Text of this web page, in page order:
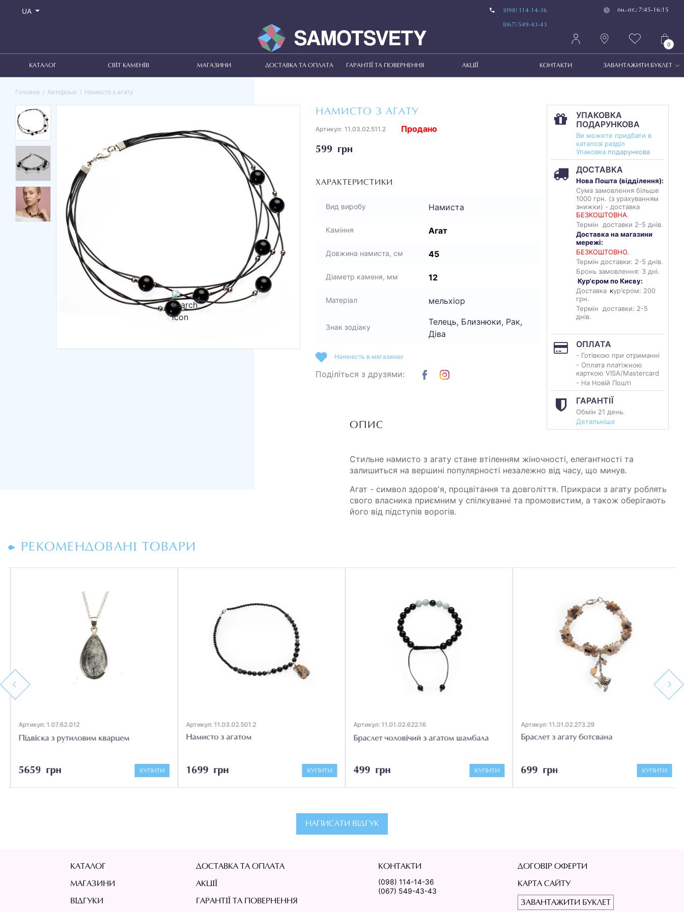
UA (098) 114-14-36
(067) 549-43-43
пн.-пт.: 7:45-16:15
0
КАТАЛОГ СВІТ КАМЕНІВ МАГАЗИНИ ДОСТАВКА ТА ОПЛАТА ГАРАНТІЇ ТА ПОВЕРНЕННЯ АКЦІЇ КОНТАКТИ ЗАВАНТАЖИТИ БУКЛЕТ
Головна Авторські Намисто з агату
НАМИСТО З АГАТУ
Артикул: 11.03.02.511.2
599 грн
Продано
ХАРАКТЕРИСТИКИ
Вид виробу Намиста
Каміння Агат
Довжина намиста, см 45
Діаметр каменя, мм 12
Матеріал мельхіор
Знак зодіаку
Телець, Близнюки, Рак,
Діва
УПАКОВКА
ПОДАРУНКОВА
Ви можете придбати в
каталозі разділ
Упаковка подарункова
ДОСТАВКА
Нова Пошта (відділення):
Сума замовлення більше
1000 грн. (з урахуванням
знижки) - доставка
БЕЗКОШТОВНА.
Термін доставки 2-5 днів.
Доставка на магазини
мережі:
БЕЗКОШТОВНО.
Термін доставки: 2-5 днів.
Бронь замовлення: 3 дні.
Кур'єром по Києву:
Доставка кур'єром: 200
грн.
Термін доставки: 2-5
днів.
ОПЛАТА
- Готівкою при отриманні
- Оплата платіжною
карткою VISA/Mastercard
- На Новій Пошті
ГАРАНТІЇ
Обмін 21 день.
Детальніше
Наявність в магазинах
Поділіться з друзями:
ОПИС
Стильне намисто з агату стане втіленням жіночності, елегантності та
залишиться на вершині популярності незалежно від часу, що минув.
Агат - символ здоров'я, процвітання та довголіття. Прикраси з агату роблять
свого власника приємним у спілкуванні та промовистим, а також оберігають
його від підступів ворогів.
РЕКОМЕНДОВАНІ ТОВАРИ
Previous
Артикул: 1.07.62.012
Підвіска з рутиловим кварцем
5659 грн КУПИТИ
Артикул: 11.03.02.501.2
Намисто з агатом
1699 грн КУПИТИ
Артикул: 11.01.02.622.16
Браслет чоловічий з агатом шамбала
499 грн КУПИТИ
Артикул: 11.01.02.273.29
Браслет з агату ботсвана
699 грн КУПИТИ
Next
НАПИСАТИ ВІДГУК
КАТАЛОГ
МАГАЗИНИ
ВІДГУКИ
ДОСТАВКА ТА ОПЛАТА
АКЦІЇ
ГАРАНТІЇ ТА ПОВЕРНЕННЯ
КОНТАКТИ
(098) 114-14-36
(067) 549-43-43
ДОГОВІР ОФЕРТИ
КАРТА САЙТУ
ЗАВАНТАЖИТИ БУКЛЕТ